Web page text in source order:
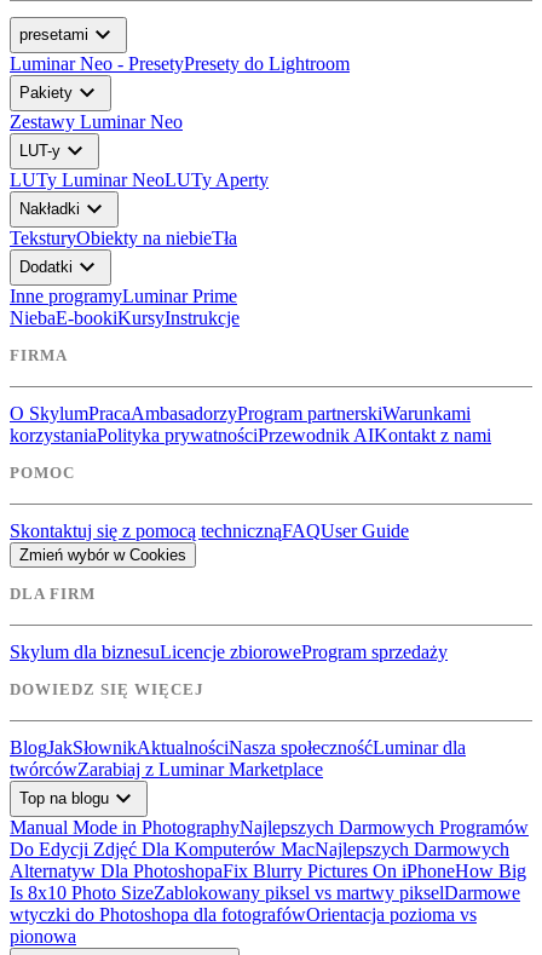
presetami expand_more
Luminar Neo - PresetyPresety do Lightroom
Pakiety expand_more
Zestawy Luminar Neo
LUT-y expand_more
LUTy Luminar NeoLUTy Aperty
Nakładki expand_more
TeksturyObiekty na niebieTła
Dodatki expand_more
Inne programyLuminar Prime
NiebaE-bookiKursyInstrukcje
FIRMA
O SkylumPracaAmbasadorzyProgram partnerskiWarunkami
korzystaniaPolityka prywatnościPrzewodnik AIKontakt z nami
POMOC
Skontaktuj się z pomocą technicznąFAQUser Guide
Zmień wybór w Cookies
DLA FIRM
Skylum dla biznesuLicencje zbioroweProgram sprzedaży
DOWIEDZ SIĘ WIĘCEJ
BlogJakSłownikAktualnościNasza społecznośćLuminar dla
twórcówZarabiaj z Luminar Marketplace
Top na blogu expand_more
Manual Mode in PhotographyNajlepszych Darmowych Programów
Do Edycji Zdjęć Dla Komputerów MacNajlepszych Darmowych
Alternatyw Dla PhotoshopaFix Blurry Pictures On iPhoneHow Big
Is 8x10 Photo SizeZablokowany piksel vs martwy pikselDarmowe
wtyczki do Photoshopa dla fotografówOrientacja pozioma vs
pionowa